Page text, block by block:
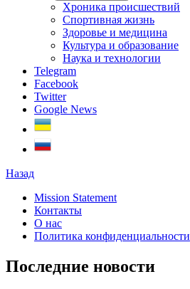
Хроника происшествий
Спортивная жизнь
Здоровье и медицина
Культура и образование
Наука и технологии
Telegram
Facebook
Twitter
Google News
Назад
Mission Statement
Контакты
О нас
Политика конфиденциальности
Последние новости